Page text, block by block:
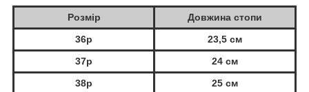
Розмір Довжина стопи
36р
23,5 см
37р
24 см
38р
25 см